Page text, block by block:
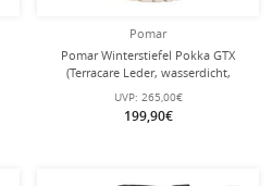
Pomar
Pomar Winterstiefel Pokka GTX
(Terracare Leder, wasserdicht,
extrem warm) Oak braun Damen
UVP: 265,00€
199,90€